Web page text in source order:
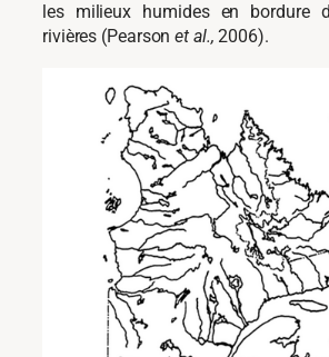
les milieux humides en bordure
rivières (Pearsonet al.,2006).